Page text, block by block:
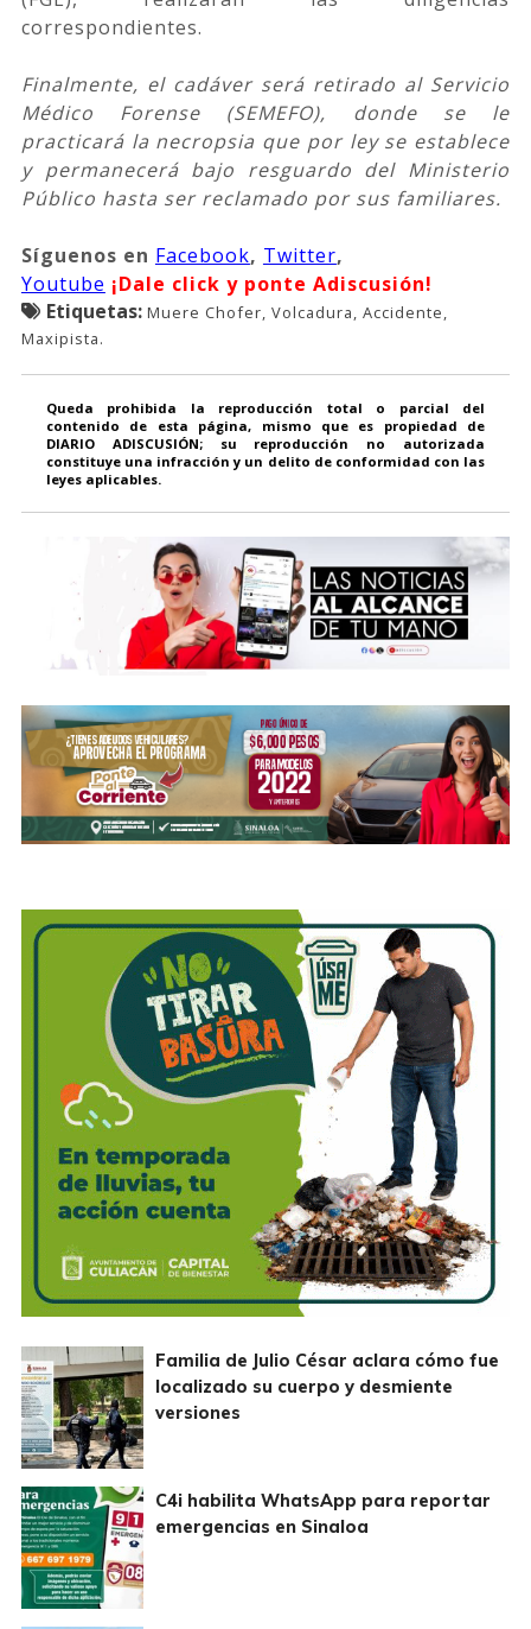
correspondientes.
Finalmente, el cadáver será retirado al Servicio
Médico Forense (SEMEFO), donde se le
practicará la necropsia que por ley se establece
y permanecerá bajo resguardo del Ministerio
Público hasta ser reclamado por sus familiares.
Síguenos en Facebook, Twitter,
Youtube ¡Dale click y ponte Adiscusión!
Etiquetas: Muere Chofer, Volcadura, Accidente,
Maxipista.
Queda prohibida la reproducción total o parcial del
contenido de esta página, mismo que es propiedad de
DIARIO ADISCUSIÓN; su reproducción no autorizada
constituye una infracción y un delito de conformidad con las
leyes aplicables.
Familia de Julio César aclara cómo fue
localizado su cuerpo y desmiente
versiones
C4i habilita WhatsApp para reportar
emergencias en Sinaloa